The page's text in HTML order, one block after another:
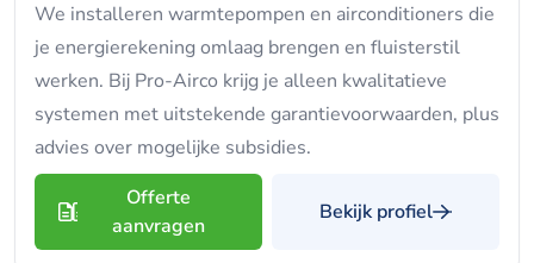
We installeren warmtepompen en airconditioners die
je energierekening omlaag brengen en fluisterstil
werken. Bij Pro-Airco krijg je alleen kwalitatieve
systemen met uitstekende garantievoorwaarden, plus
advies over mogelijke subsidies.
Offerte
aanvragen
Bekijk profiel